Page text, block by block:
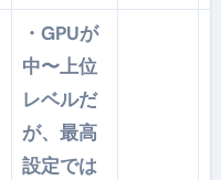
・GPUが
中〜上位
レベルだ
が、最高
設定では